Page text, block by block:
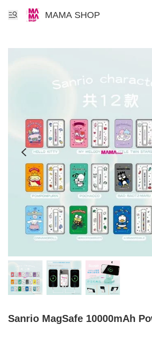
MAMA SHOP
Sanrio MagSafe 10000mAh